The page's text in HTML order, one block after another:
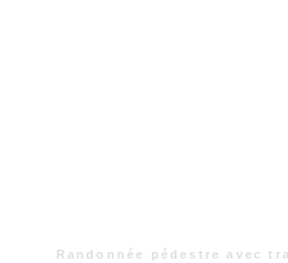
Randonnée pédestre avec